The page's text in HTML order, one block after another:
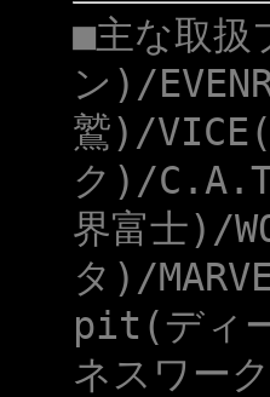
■主な取扱
ン)/
鷲)/
ク)/
界富士)/
タ)/
pit(ディ
ネスワー